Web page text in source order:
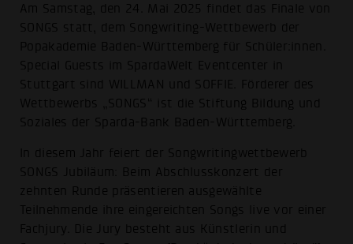
Am Samstag, den 24. Mai 2025 findet das Finale von
SONGS statt, dem Songwriting-Wettbewerb der
Popakademie Baden-Württemberg für Schüler:innen.
Special Guests im SpardaWelt Eventcenter in
Stuttgart sind WILLMAN und SOFFIE. Förderer des
Wettbewerbs „SONGS“ ist die Stiftung Bildung und
Soziales der Sparda-Bank Baden-Württemberg.
In diesem Jahr feiert der Songwritingwettbewerb
SONGS Jubiläum: Beim Abschlusskonzert der
zehnten Runde präsentieren ausgewählte
Teilnehmende ihre eingereichten Songs live vor einer
Fachjury. Die Jury besteht aus Künstlerin und